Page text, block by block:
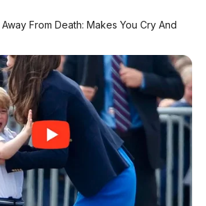
baterai72,7 kWh yang
.
ini,pengisian 10% hingga 80%
10 menit . Ya, Anda tidak salah
Sekitar waktu yang sama dengan
konvensional.
murni mencapai
420 km.
mesin bensin sebagai generator,
mencapai 1.650 km – cukup
From Death: Makes You Cry And